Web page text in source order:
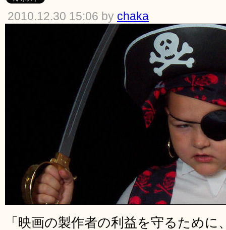
2010.12.30 15:06 by chaka
「映画の製作者の利益を守るため